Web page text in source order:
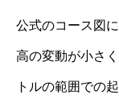
公式のコース図
高の変動が小さ
トルの範囲での